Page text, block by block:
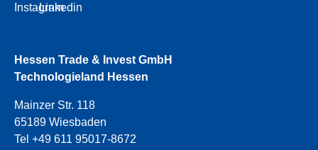
Instagram
Linkedin
Hessen Trade & Invest GmbH
Technologieland Hessen
Mainzer Str. 118
65189 Wiesbaden
Tel +49 611 95017-8672